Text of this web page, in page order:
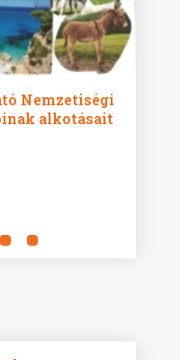
Nemzetiségi
alkotásait